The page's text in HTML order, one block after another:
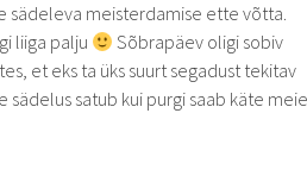
sädeleva meisterdamise ette võtta.
liiga palju
Sõbrapäev oligi sobiv
et eks ta üks suurt segadust tekitav
sädelus satub kui purgi saab käte meie